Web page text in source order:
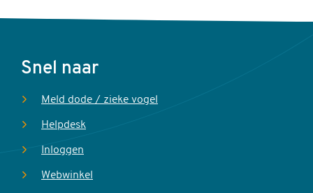
Voet
Snel naar
Meld dode / zieke vogel
Helpdesk
Inloggen
Webwinkel